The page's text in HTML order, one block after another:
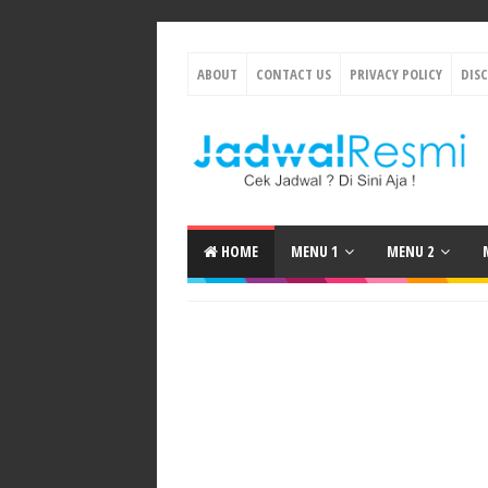
ABOUT CONTACT US PRIVACY POLICY
HOME MENU 1 MENU 2